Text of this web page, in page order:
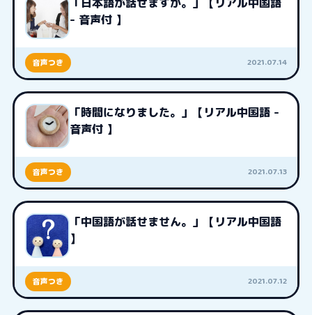
- 音声付 】
音声つき 2021.07.14
「時間になりました。」【リアル中国語 -
音声付 】
音声つき 2021.07.13
「中国語が話せません。」【リアル中国語
】
音声つき 2021.07.12